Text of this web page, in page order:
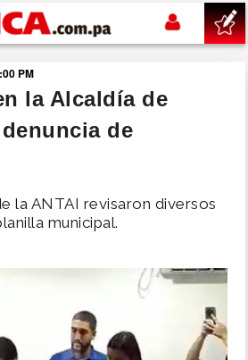
PM
la Alcaldía de
de
la ANTAI revisaron diversos
municipal.